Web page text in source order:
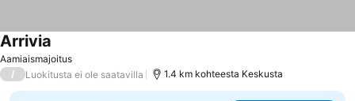
Aamiaismajoitus
Arrivia
/ Luokitusta ei ole saatavilla 1.4 km kohteesta Keskusta